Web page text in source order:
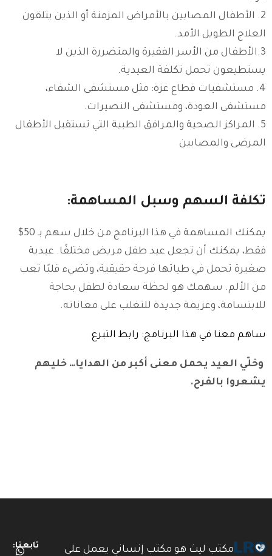
2. الأطفال المصابين بالأمراض المزمنة أو الذين يتلقون
العلاج الطويل الأمد.
3.الأطفال من الأسر الفقيرة والمتضررة الذين لا
يستطيعون تحمل تكلفة العيدية.
4. مستشفيات قطاع غزة: مثل مستشفى الشفاء،
مستشفى العودة، ومستشفى النصيرات.
5. المراكز الصحية والمرافق الطبية التي تستقبل الأطفال
المرضى والمصابين
تكلفة السهم وسبل المساهمة:
يمكنك المساهمة في هذا البرنامج من خلال سهم بـ 50$
فقط، يمكنك أن تجعل عيد طفل مريض مختلفًا. عيدية
صغيرة تحمل في طياتها فرحة حقيقية، وتضيء قلبًا تعب
من الألم. سهمك هو لحظة سعادة لطفل بحاجة
للابتسامة، وعزيمة جديدة للتغلب على معاناته.
ساهم معنا في هذا البرنامج: رابط التبرع
وخلّي العيد يحمل معنى أكبر من الهدايا… خليهم
يشعروا بالفرح.
مكتب ليث هو مكتب إنساني يعمل على
تابعنا: